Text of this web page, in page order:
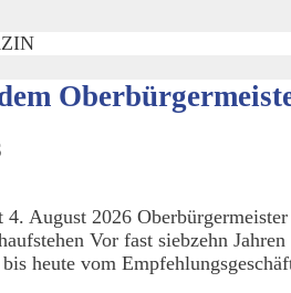
August 2026
Vor fast siebzehn
bis heute vom